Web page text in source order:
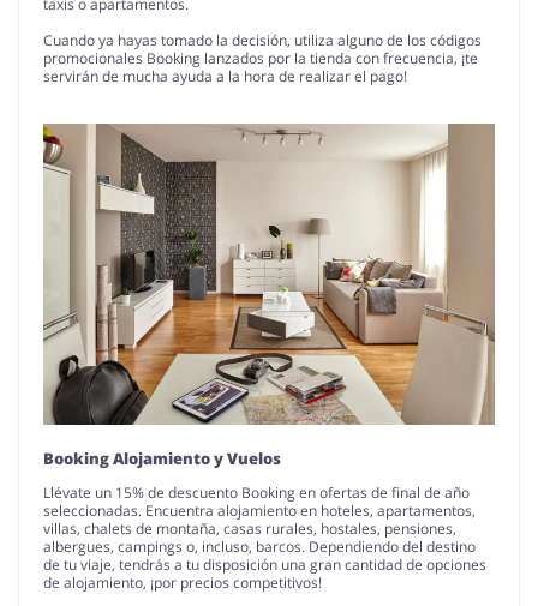
taxis o apartamentos.
Cuando ya hayas tomado la decisión, utiliza alguno de los códigos
promocionales Booking lanzados por la tienda con frecuencia, ¡te
servirán de mucha ayuda a la hora de realizar el pago!
Booking Alojamiento y Vuelos
Llévate un 15% de descuento Booking en ofertas de final de año
seleccionadas. Encuentra alojamiento en hoteles, apartamentos,
villas, chalets de montaña, casas rurales, hostales, pensiones,
albergues, campings o, incluso, barcos. Dependiendo del destino
de tu viaje, tendrás a tu disposición una gran cantidad de opciones
de alojamiento, ¡por precios competitivos!